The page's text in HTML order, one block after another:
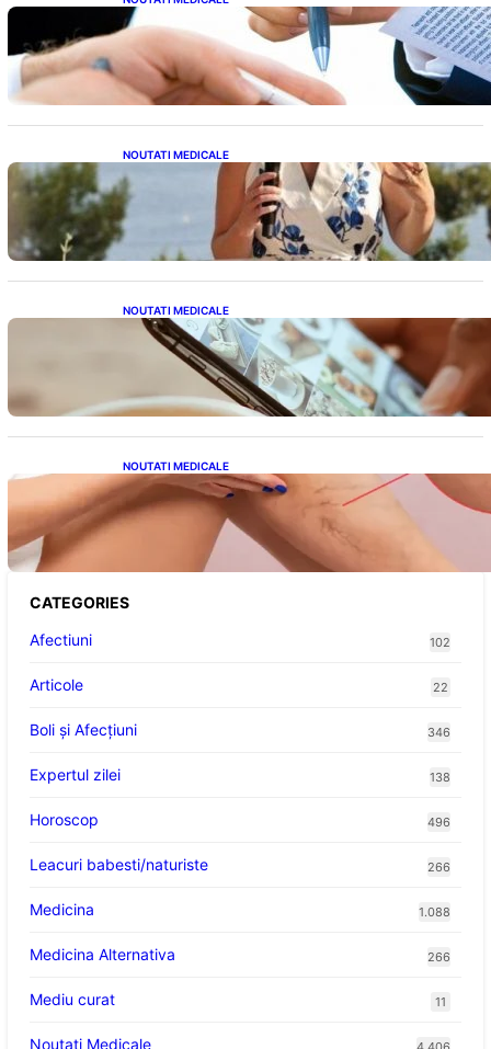
Acordul României cu Banca Mondială: O
Analiză Detaliată a Împrumutului și
Condițiilor Impuse
NOUTATI MEDICALE
Nașterea prințesei Eugenie la Lisabona: O
alegere plină de semnificație pentru familia
regală britanică
NOUTATI MEDICALE
Revoluția Bateriilor pentru Telefoane:
Avantaje, Provocări și Viitorul Tehnologiei
Energetice
NOUTATI MEDICALE
Varicele și Umflarea Picioarelor pe Caniculă:
Înțelegerea Simptomelor și Măsurilor de
Prevenție
CATEGORIES
Afectiuni
102
Articole 22
Boli și Afecțiuni 346
Expertul zilei 138
Horoscop 496
Leacuri babesti/naturiste 266
Medicina 1.088
Medicina Alternativa 266
Mediu curat 11
Noutati Medicale